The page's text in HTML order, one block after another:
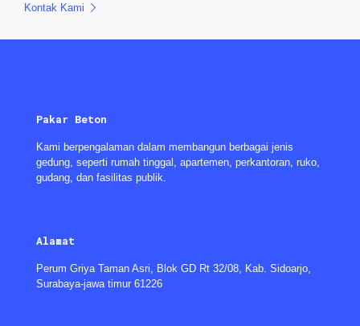
Kontak Kami
Pakar Beton
Kami berpengalaman dalam membangun berbagai jenis
gedung, seperti rumah tinggal, apartemen, perkantoran, ruko,
gudang, dan fasilitas publik.
Alamat
Perum Griya Taman Asri, Blok GD Rt 32/08, Kab. Sidoarjo,
Surabaya-jawa timur 61226